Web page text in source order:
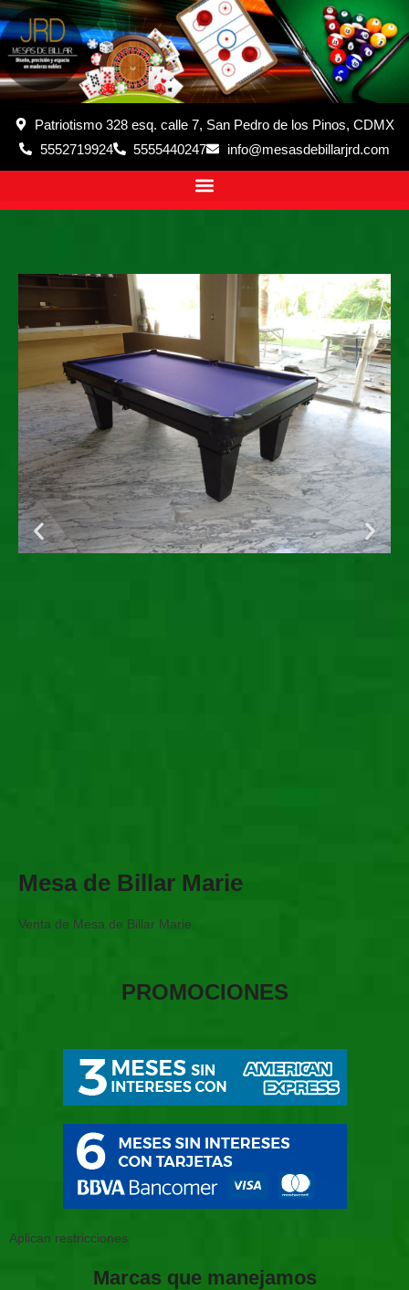
Patriotismo 328 esq. calle 7, San Pedro de los Pinos, CDMX
5552719924
5555440247 info@mesasdebillarjrd.com
Mesa de Billar Marie
Venta de Mesa de Billar Marie.
PROMOCIONES
Aplican restricciones
Marcas que manejamos